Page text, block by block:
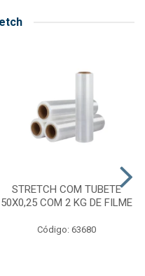
STRETCH COM TUBETE
50X0,25 COM 2 KG DE FILME
Código: 63680